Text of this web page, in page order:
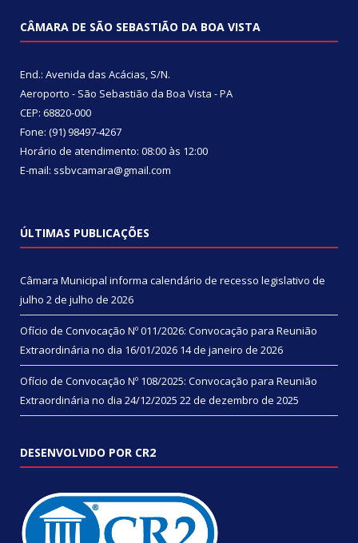
CÂMARA DE SÃO SEBASTIÃO DA BOA VISTA
End.: Avenida das Acácias, S/N.
Aeroporto - São Sebastião da Boa Vista - PA
CEP: 68820-000
Fone: (91) 98497-4267
Horário de atendimento: 08:00 às 12:00
E-mail: ssbvcamara@gmail.com
ÚLTIMAS PUBLICAÇÕES
Câmara Municipal informa calendário de recesso legislativo de
julho 2 de julho de 2026
Ofício de Convocação Nº 011/2026: Convocação para Reunião
Extraordinária no dia 16/01/2026 14 de janeiro de 2026
Ofício de Convocação Nº 108/2025: Convocação para Reunião
Extraordinária no dia 24/12/2025 22 de dezembro de 2025
DESENVOLVIDO POR CR2